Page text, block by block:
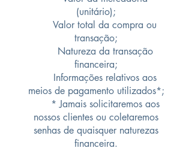
(unitário);
Valor total da compra ou
transação;
Natureza da transação
financeira;
Informações relativos aos
meios de pagamento utilizados*;
* Jamais solicitaremos aos
nossos clientes ou coletaremos
senhas de quaisquer naturezas
financeira.